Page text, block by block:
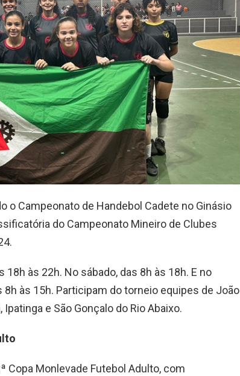
o Campeonato de Handebol Cadete no Ginásio
do Campeonato Mineiro de Clubes
às 22h. No sábado, das 8h às 18h. E no
às 15h. Participam do torneio equipes de João
e São Gonçalo do Rio Abaixo.
Copa Monlevade Futebol Adulto, com